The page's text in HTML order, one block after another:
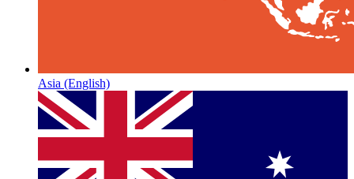
Asia (English)